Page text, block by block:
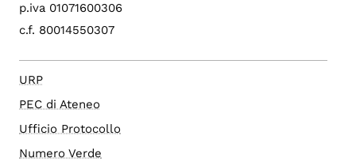
p.iva 01071600306
c.f. 80014550307
URP
PEC di Ateneo
Ufficio Protocollo
Numero Verde